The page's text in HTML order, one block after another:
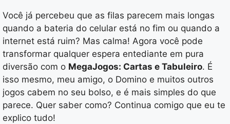
Você já percebeu que as filas parecem mais longas
quando a bateria do celular está no fim ou quando a
internet está ruim? Mas calma! Agora você pode
transformar qualquer espera entediante em pura
diversão com o MegaJogos: Cartas e Tabuleiro. É
isso mesmo, meu amigo, o Domino e muitos outros
jogos cabem no seu bolso, e é mais simples do que
parece. Quer saber como? Continua comigo que eu te
explico tudo!